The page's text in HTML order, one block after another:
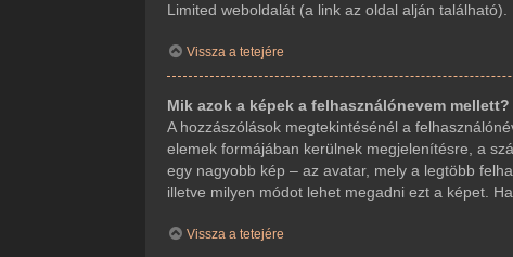
Limited weboldalát (a link az oldal alján található).
Vissza a tetejére
Mik azok a képek a felhasználónevem mellett?
A hozzászólások megtekintésénél a
elemek formájában kerülnek megjelenítésre, a
egy nagyobb kép – az avatar, mely a legtöbb
illetve milyen módot lehet megadni ezt a képet.
Vissza a tetejére